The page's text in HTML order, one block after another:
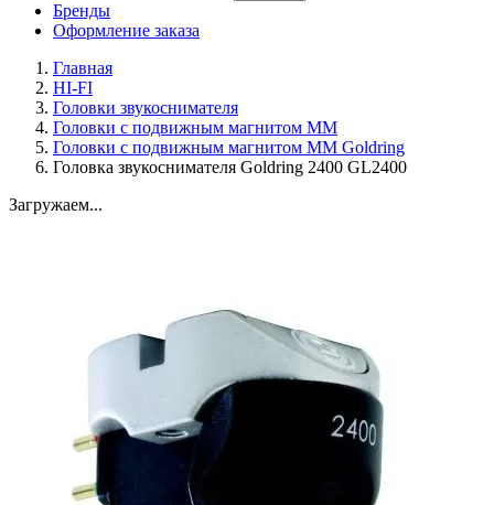
Бренды
Оформление заказа
Главная
HI-FI
Головки звукоснимателя
Головки с подвижным магнитом ММ
Головки с подвижным магнитом ММ Goldring
Головка звукоснимателя Goldring 2400 GL2400
Загружаем...